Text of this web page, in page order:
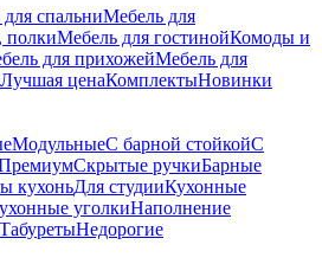
спальниМебель для
полкиМебель для гостинойКомоды и
для прихожейМебель для
Лучшая ценаКомплектыНовинки
МодульныеС барной стойкойС
Скрытые ручкиБарные
кухоньДля студииКухонные
уголкиНаполнение
ТабуретыНедорогие